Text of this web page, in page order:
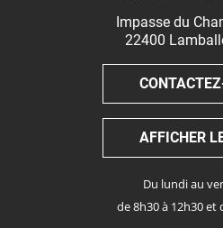
Impasse du
22400
AFFICHER
Du lundi au
de 8h30 à 12h30 et